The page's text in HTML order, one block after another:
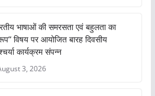
भाषाओं की समरसता एवं बहुलता का
विषय पर आयोजित बारह दिवसीय
कार्यक्रम संपन्न
3, 2026